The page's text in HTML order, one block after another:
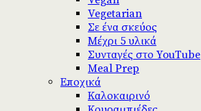
Vegetarian
Σε ένα σκεύος
Μέχρι 5 υλικά
Συνταγές στο YouTube
Meal Prep
Εποχικά
Καλοκαιρινό